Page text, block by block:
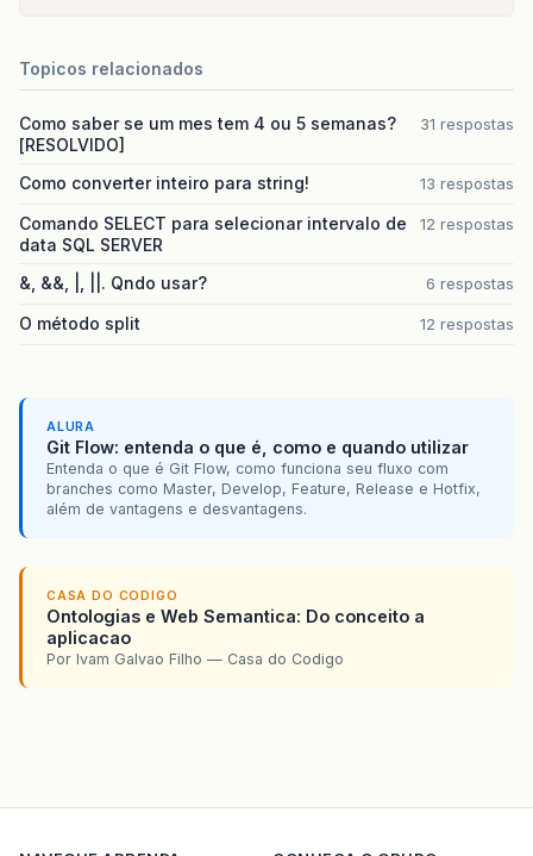
Topicos relacionados
Como saber se um mes tem 4 ou 5 semanas?
[RESOLVIDO]
31 respostas
Como converter inteiro para string! 13 respostas
Comando SELECT para selecionar intervalo de
data SQL SERVER
12 respostas
&, &&, |, ||. Qndo usar? 6 respostas
O método split 12 respostas
ALURA
Git Flow: entenda o que é, como e quando utilizar
Entenda o que é Git Flow, como funciona seu fluxo com
branches como Master, Develop, Feature, Release e Hotfix,
além de vantagens e desvantagens.
CASA DO CODIGO
Ontologias e Web Semantica: Do conceito a
aplicacao
Por Ivam Galvao Filho — Casa do Codigo